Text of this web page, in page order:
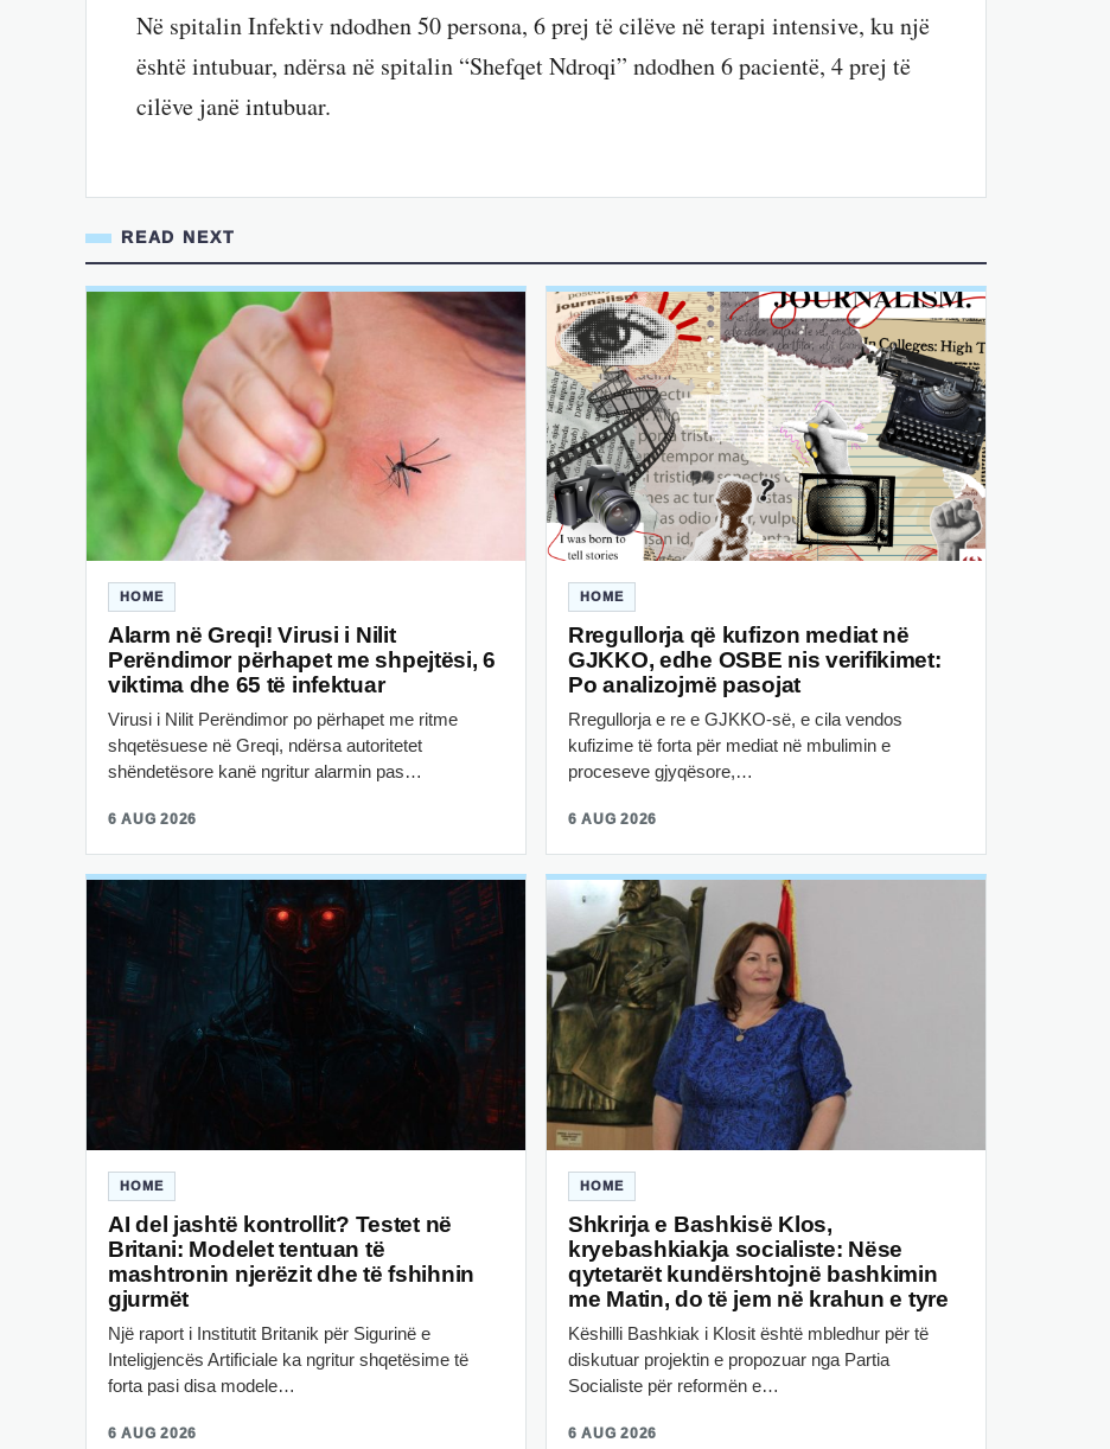
Në spitalin Infektiv ndodhen 50 persona, 6 prej të cilëve në terapi intensive, ku një
është intubuar, ndërsa në spitalin “Shefqet Ndroqi” ndodhen 6 pacientë, 4 prej të
cilëve janë intubuar.
READ NEXT
HOME
Alarm në Greqi! Virusi i Nilit
Perëndimor përhapet me shpejtësi, 6
viktima dhe 65 të infektuar
Virusi i Nilit Perëndimor po përhapet me ritme
shqetësuese në Greqi, ndërsa autoritetet
shëndetësore kanë ngritur alarmin pas…
6 AUG 2026
HOME
Rregullorja që kufizon mediat në
GJKKO, edhe OSBE nis verifikimet:
Po analizojmë pasojat
Rregullorja e re e GJKKO-së, e cila vendos
kufizime të forta për mediat në mbulimin e
proceseve gjyqësore,…
6 AUG 2026
HOME
AI del jashtë kontrollit? Testet në
Britani: Modelet tentuan të
mashtronin njerëzit dhe të fshihnin
gjurmët
Një raport i Institutit Britanik për Sigurinë e
Inteligjencës Artificiale ka ngritur shqetësime të
forta pasi disa modele…
6 AUG 2026
HOME
Shkrirja e Bashkisë Klos,
kryebashkiakja socialiste: Nëse
qytetarët kundërshtojnë bashkimin
me Matin, do të jem në krahun e tyre
Këshilli Bashkiak i Klosit është mbledhur për të
diskutuar projektin e propozuar nga Partia
Socialiste për reformën e…
6 AUG 2026